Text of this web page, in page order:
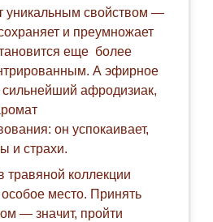
уникальным свойством —
и преумножает
еще более
А эфирное
афродизиак,
он успокаивает,
и страхи.
коллекции
место. Принять
— значит, пройти